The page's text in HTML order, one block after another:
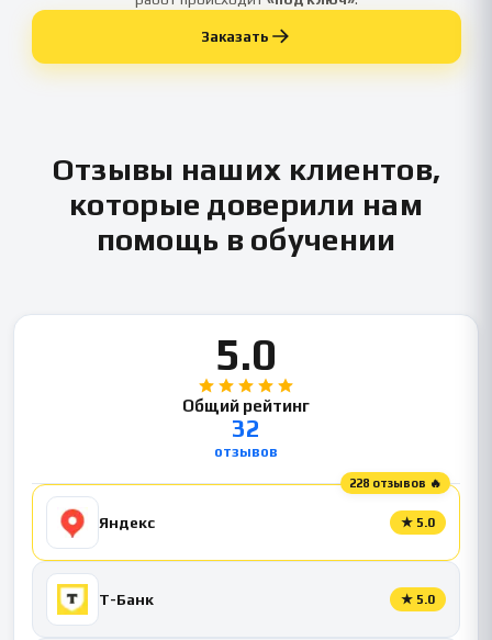
Заказать
Отзывы наших клиентов,
которые доверили нам
помощь в обучении
5.0
Общий рейтинг
32
отзывов
228 отзывов 🔥
Яндекс ★ 5.0
Т-Банк ★ 5.0